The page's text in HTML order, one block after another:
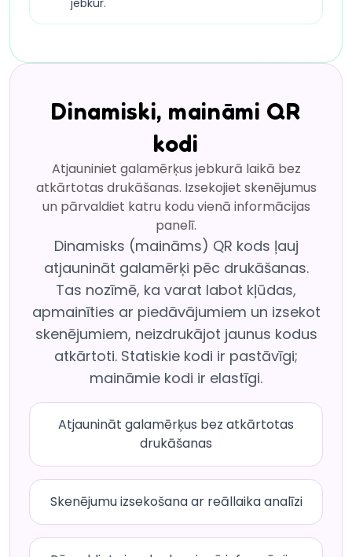
jebkur.
Dinamiski, maināmi QR
kodi
Atjauniniet galamērķus jebkurā laikā bez
atkārtotas drukāšanas. Izsekojiet skenējumus
un pārvaldiet katru kodu vienā informācijas
panelī.
Dinamisks (maināms) QR kods ļauj
atjaunināt galamērķi pēc drukāšanas.
Tas nozīmē, ka varat labot kļūdas,
apmainīties ar piedāvājumiem un izsekot
skenējumiem, neizdrukājot jaunus kodus
atkārtoti. Statiskie kodi ir pastāvīgi;
maināmie kodi ir elastīgi.
Atjaunināt galamērķus bez atkārtotas
drukāšanas
Skenējumu izsekošana ar reāllaika analīzi